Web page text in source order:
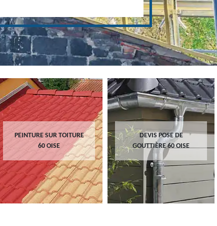
PEINTURE SUR TOITURE
60 OISE
DEVIS POSE DE
GOUTTIÈRE 60 OISE